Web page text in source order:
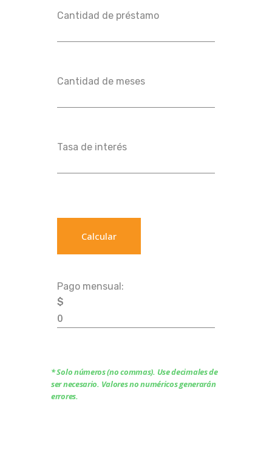
Cantidad de préstamo
Cantidad de meses
Tasa de interés
Pago mensual:
$
* Solo números (no commas). Use decimales de
ser necesario. Valores no numéricos generarán
errores.